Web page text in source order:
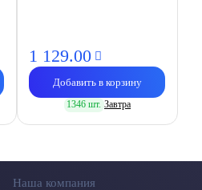
1 129.00
Добавить в корзину
1346 шт. Завтра
Наша компания